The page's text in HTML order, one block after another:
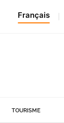
Français
TOURISME